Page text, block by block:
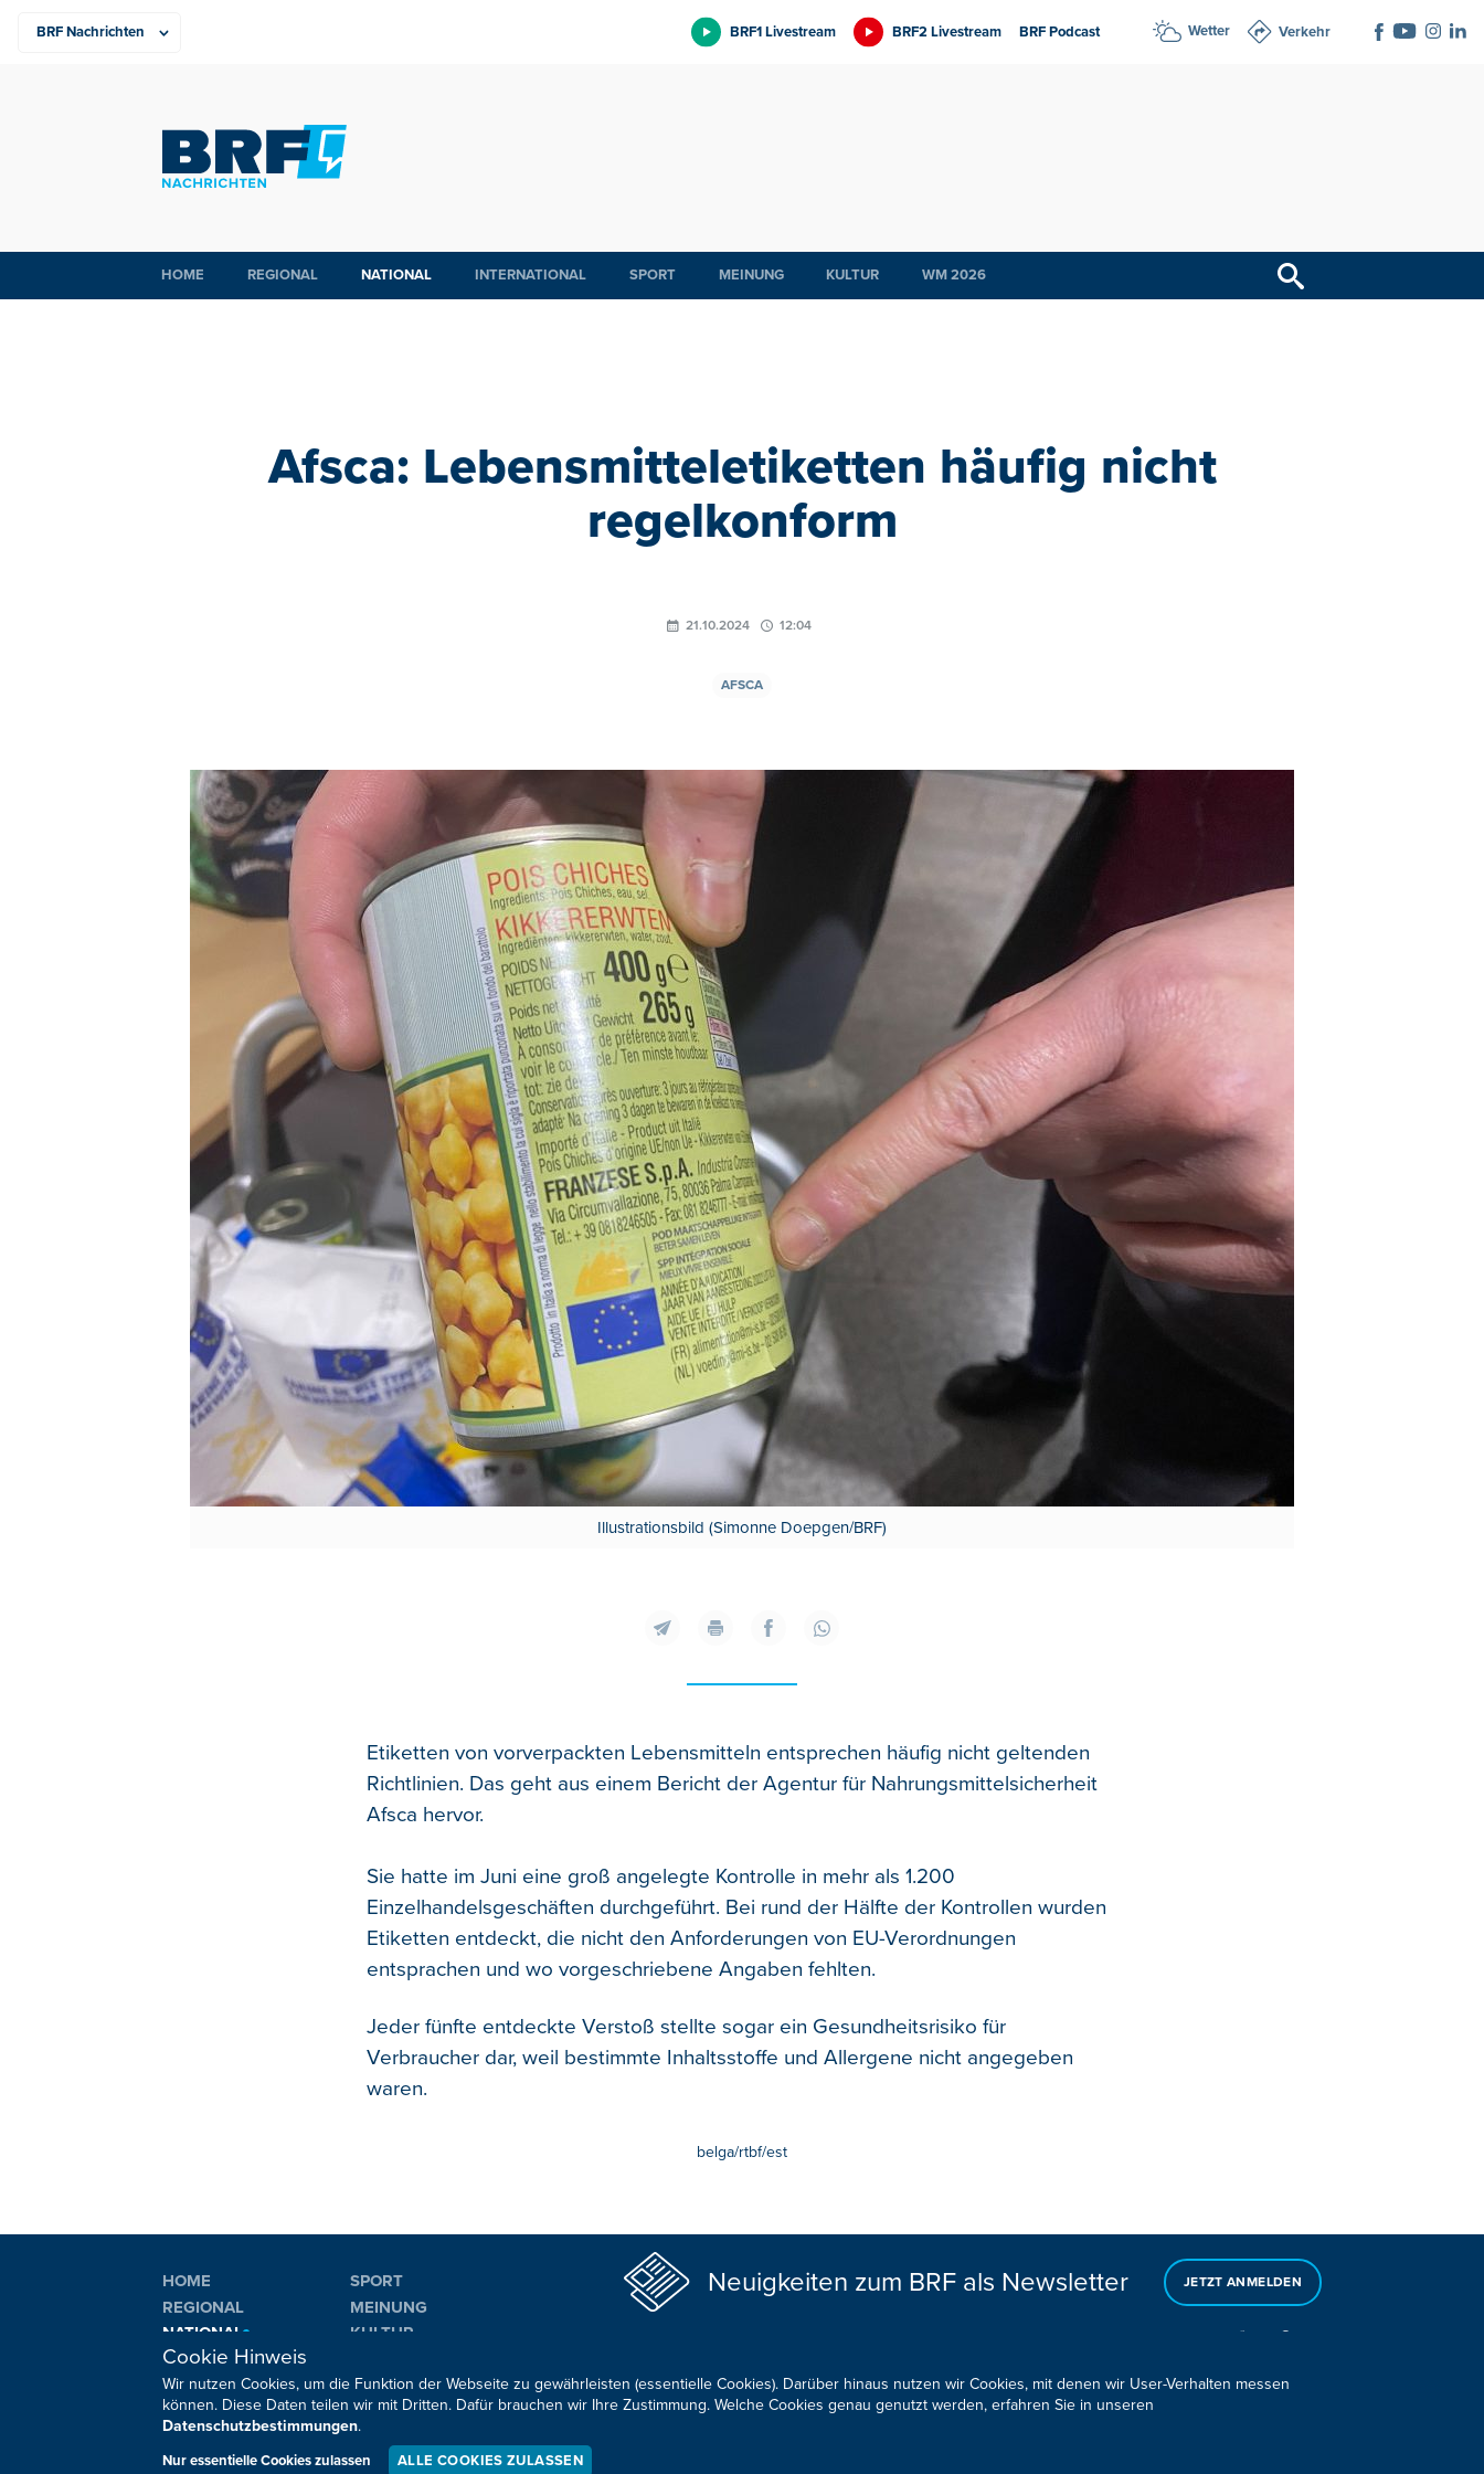
BRF1 Livestream BRF2 Livestream BRF Podcast Wetter Verkehr
HOME REGIONAL NATIONAL INTERNATIONAL SPORT MEINUNG KULTUR WM 2026
Afsca: Lebensmitteletiketten häufig nicht
regelkonform
21.10.2024 12:04
AFSCA
Illustrationsbild (Simonne Doepgen/BRF)
Etiketten von vorverpackten Lebensmitteln entsprechen häufig nicht geltenden
Richtlinien. Das geht aus einem Bericht der Agentur für Nahrungsmittelsicherheit
Afsca hervor.
Sie hatte im Juni eine groß angelegte Kontrolle in mehr als 1.200
Einzelhandelsgeschäften durchgeführt. Bei rund der Hälfte der Kontrollen wurden
Etiketten entdeckt, die nicht den Anforderungen von EU-Verordnungen
entsprachen und wo vorgeschriebene Angaben fehlten.
Jeder fünfte entdeckte Verstoß stellte sogar ein Gesundheitsrisiko für
Verbraucher dar, weil bestimmte Inhaltsstoffe und Allergene nicht angegeben
waren.
belga/rtbf/est
HOME
REGIONAL
NATIONAL
INTERNATIONAL
SPORT
MEINUNG
KULTUR
Neuigkeiten zum BRF als Newsletter JETZT ANMELDEN
Sie haben noch Fragen oder Anmerkungen?
Cookie Hinweis
Wir nutzen Cookies, um die Funktion der Webseite zu gewährleisten (essentielle Cookies). Darüber hinaus nutzen wir Cookies, mit denen wir User-Verhalten messen
können. Diese Daten teilen wir mit Dritten. Dafür brauchen wir Ihre Zustimmung. Welche Cookies genau genutzt werden, erfahren Sie in unseren
Datenschutzbestimmungen.
Nur essentielle Cookies zulassen ALLE COOKIES ZULASSEN